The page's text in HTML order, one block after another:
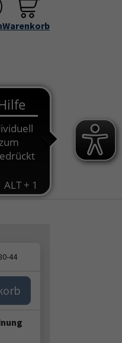
for "Service & Info"
uns
Warenkorb
44